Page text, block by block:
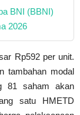
BNI (BBNI)
2026
Rp592 per unit.
tambahan modal
81 saham akan
satu HMETD